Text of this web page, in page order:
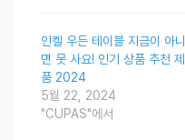
인켈 우든 테이블 지금이 아니
면 못 사요! 인기 상품 추천 제
품 2024
5월 22, 2024
"CUPAS"에서